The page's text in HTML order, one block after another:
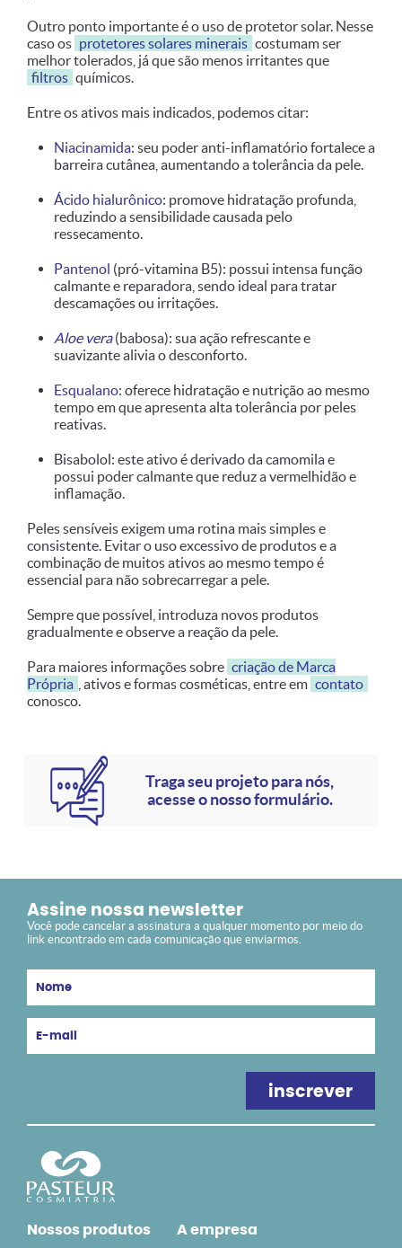
Outro ponto importante é o uso de protetor solar. Nesse
caso os protetores solares minerais costumam ser
melhor tolerados, já que são menos irritantes que
filtros químicos.
Entre os ativos mais indicados, podemos citar:
Niacinamida: seu poder anti-inflamatório fortalece a
barreira cutânea, aumentando a tolerância da pele.
Ácido hialurônico: promove hidratação profunda,
reduzindo a sensibilidade causada pelo
ressecamento.
Pantenol (pró-vitamina B5): possui intensa função
calmante e reparadora, sendo ideal para tratar
descamações ou irritações.
Aloe vera(babosa): sua ação refrescante e
suavizante alivia o desconforto.
Esqualano: oferece hidratação e nutrição ao mesmo
tempo em que apresenta alta tolerância por peles
reativas.
Bisabolol: este ativo é derivado da camomila e
possui poder calmante que reduz a vermelhidão e
inflamação.
Peles sensíveis exigem uma rotina mais simples e
consistente. Evitar o uso excessivo de produtos e a
combinação de muitos ativos ao mesmo tempo é
essencial para não sobrecarregar a pele.
Sempre que possível, introduza novos produtos
gradualmente e observe a reação da pele.
Para maiores informações sobre criação de Marca
Própria
, ativos e formas cosméticas, entre em contato
conosco.
Traga seu projeto para nós,
acesse o nosso formulário.
Nossos produtos A empresa
Assine nossa newsletter
Você pode cancelar a assinatura a qualquer momento por meio do
link encontrado em cada comunicação que enviarmos.